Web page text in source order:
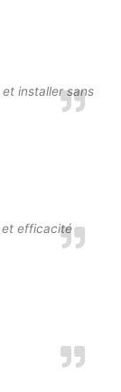
installer sans
et efficacité